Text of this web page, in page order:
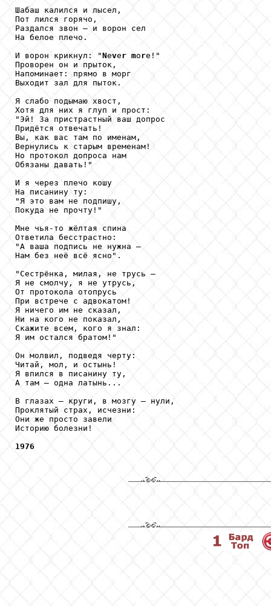
Шабаш калился и лысел,
Пот лился горячо,
Раздался звон — и ворон сел
На белое плечо.
И ворон крикнул: "Nеvеr mоrе!"
Проворен он и прыток,
Напоминает: прямо в морг
Выходит зал для пыток.
Я слабо подымаю хвост,
Хотя для них я глуп и прост:
"Эй! За пристрастный ваш допрос
Придётся отвечать!
Вы, как вас там по именам,
Вернулись к старым временам!
Но протокол допроса нам
Обязаны давать!"
И я через плечо кошу
На писанину ту:
"Я это вам не подпишу,
Покуда не прочту!"
Мне чья-то жёлтая спина
Ответила бесстрастно:
"А ваша подпись не нужна —
Нам без неё всё ясно".
"Сестрёнка, милая, не трусь —
Я не смолчу, я не утрусь,
От протокола отопрусь
При встрече с адвокатом!
Я ничего им не сказал,
Ни на кого не показал,
Скажите всем, кого я знал:
Я им остался братом!"
Он молвил, подведя черту:
Читай, мол, и остынь!
Я впился в писанину ту,
А там — одна латынь...
В глазах — круги, в мозгу — нули,
Проклятый страх, исчезни:
Они же просто завели
Историю болезни!
1976